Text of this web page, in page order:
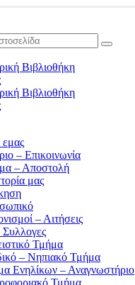
εμας
– Επικοινωνία
– Αποστολή
μας
– Αιτήσεις
Τμήμα
– Νηπιακό Τμήμα
Ενηλίκων – Αναγνωστήριο
Τμήμα